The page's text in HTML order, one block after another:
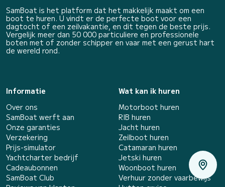
SamBoat is het platform dat het makkelijk maakt om een
boot te huren. U vindt er de perfecte boot voor een
dagtocht of een zeilvakantie, en dit tegen de beste prijs.
Vergelijk meer dan 50 000 particuliere en professionele
boten met of zonder schipper en vaar met een gerust hart
de wereld rond.
Informatie
Over ons
SamBoat werft aan
Onze garanties
Verzekering
Prijs-simulator
Yachtcharter bedrijf
Cadeaubonnen
SamBoat Club
Wat kan ik huren
Motorboot huren
RIB huren
Jacht huren
Zeilboot huren
Catamaran huren
Jetski huren
Woonboot huren
Verhuur zonder vaarbewijs